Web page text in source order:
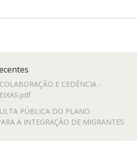
E CEDÊNCIA -
PÚBLICA DO PLANO
A INTEGRAÇÃO DE MIGRANTES